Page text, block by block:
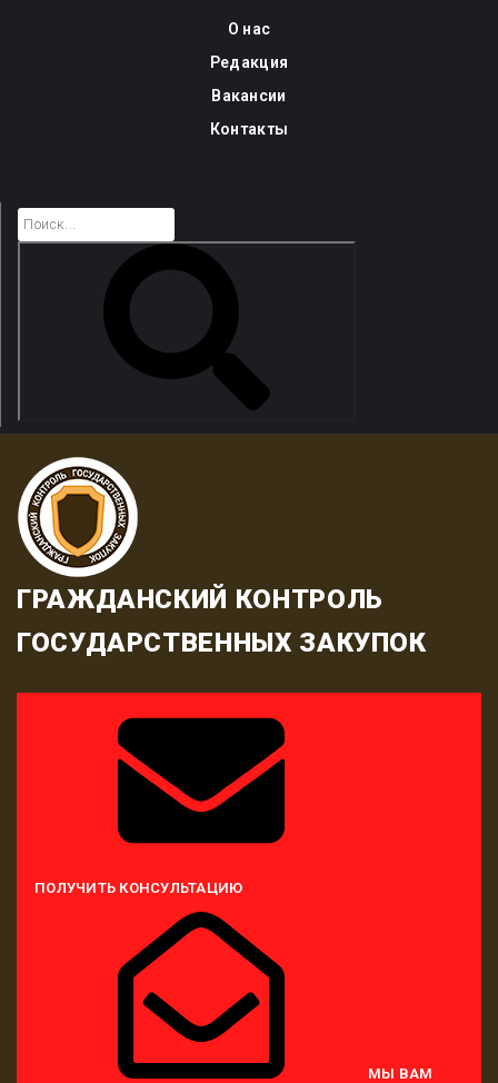
О нас
Редакция
Вакансии
Контакты
ГРАЖДАНСКИЙ КОНТРОЛЬ
ГОСУДАРСТВЕННЫХ ЗАКУПОК
ПОЛУЧИТЬ КОНСУЛЬТАЦИЮ
МЫ ВАМ